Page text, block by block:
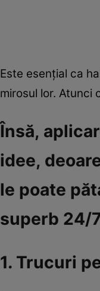
Este esenţial ca
mirosul lor. Atunci
Însă,
idee,
le poate
superb 24/
1. Trucuri